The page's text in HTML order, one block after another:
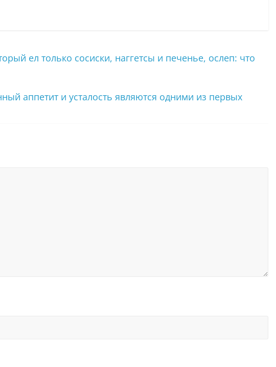
ел только сосиски, наггетсы и печенье, ослеп: что
аппетит и усталость являются одними из первых